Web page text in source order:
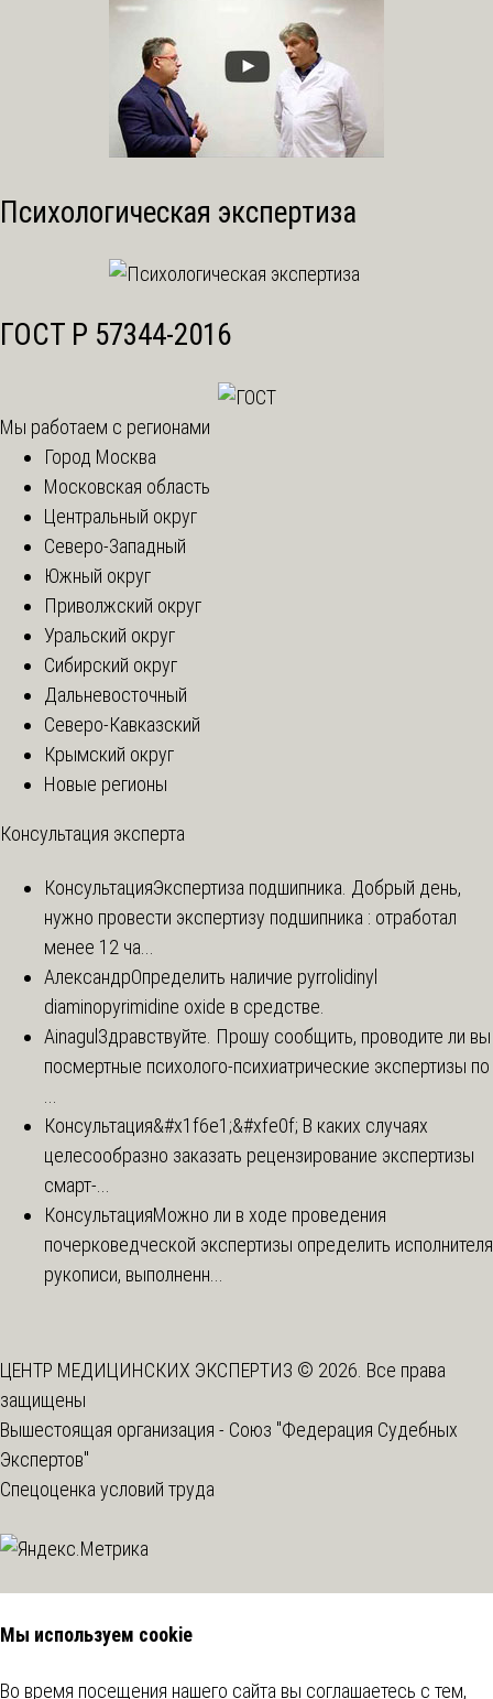
Психологическая экспертиза
ГОСТ Р 57344-2016
Мы работаем с регионами
Город Москва
Московская область
Центральный округ
Северо-Западный
Южный округ
Приволжский округ
Уральский округ
Сибирский округ
Дальневосточный
Северо-Кавказский
Крымский округ
Новые регионы
Консультация эксперта
КонсультацияЭкспертиза подшипника. Добрый день,
нужно провести экспертизу подшипника : отработал
менее 12 ча...
АлександрОпределить наличие pyrrolidinyl
diaminopyrimidine oxide в средстве.
Ainagul Здравствуйте. Прошу сообщить, проводите ли вы
посмертные психолого-психиатрические экспертизы по
Консультация&#x1f6e1;&#xfe0f; В каких случаях
целесообразно заказать рецензирование экспертизы
смарт-...
КонсультацияМожно ли в ходе проведения
почерковедческой экспертизы определить исполнителя
рукописи, выполненн...
ЦЕНТР МЕДИЦИНСКИХ ЭКСПЕРТИЗ © 2026. Все права
защищены
Вышестоящая организация - Союз "Федерация Судебных
Экспертов"
Спецоценка условий труда
Мы используем cookie
Во время посещения нашего сайта вы соглашаетесь с тем,